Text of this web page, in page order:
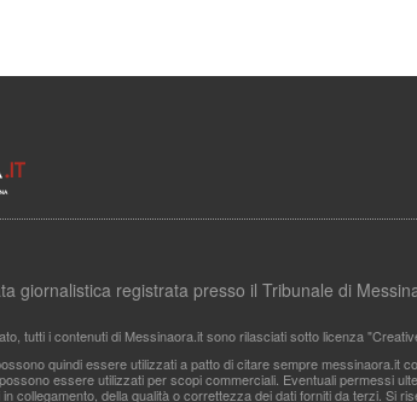
giornalistica registrata presso il Tribunale di
tutti i contenuti di Messinaora.it sono rilasciati sotto licenza
quindi essere utilizzati a patto di citare sempre messinaora.it
essere utilizzati per scopi commerciali. Eventuali permessi
collegamento, della qualità o correttezza dei dati forniti da terzi.